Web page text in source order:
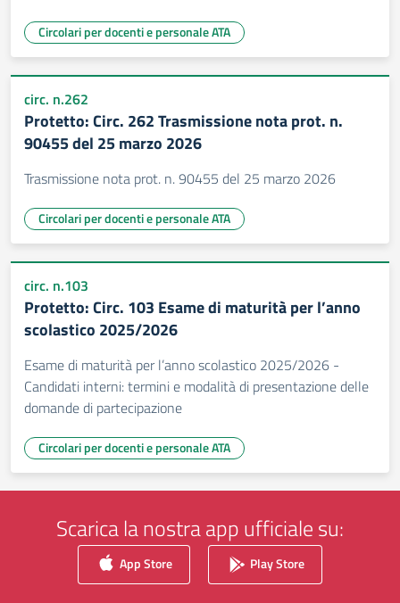
Circolari per docenti e personale ATA
circ. n.262
Protetto: Circ. 262 Trasmissione nota prot. n.
90455 del 25 marzo 2026
Trasmissione nota prot. n. 90455 del 25 marzo 2026
Circolari per docenti e personale ATA
circ. n.103
Protetto: Circ. 103 Esame di maturità per l’anno
scolastico 2025/2026
Esame di maturità per l’anno scolastico 2025/2026 -
Candidati interni: termini e modalità di presentazione delle
domande di partecipazione
Circolari per docenti e personale ATA
Scarica la nostra app ufficiale su:
App Store Play Store